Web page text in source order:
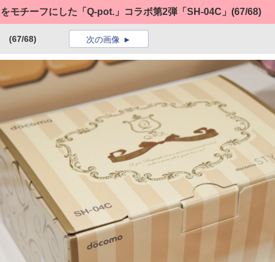
モチーフにした「Q-pot.」コラボ第2弾「SH-04C」 (67/68)
(67/68) 次の画像